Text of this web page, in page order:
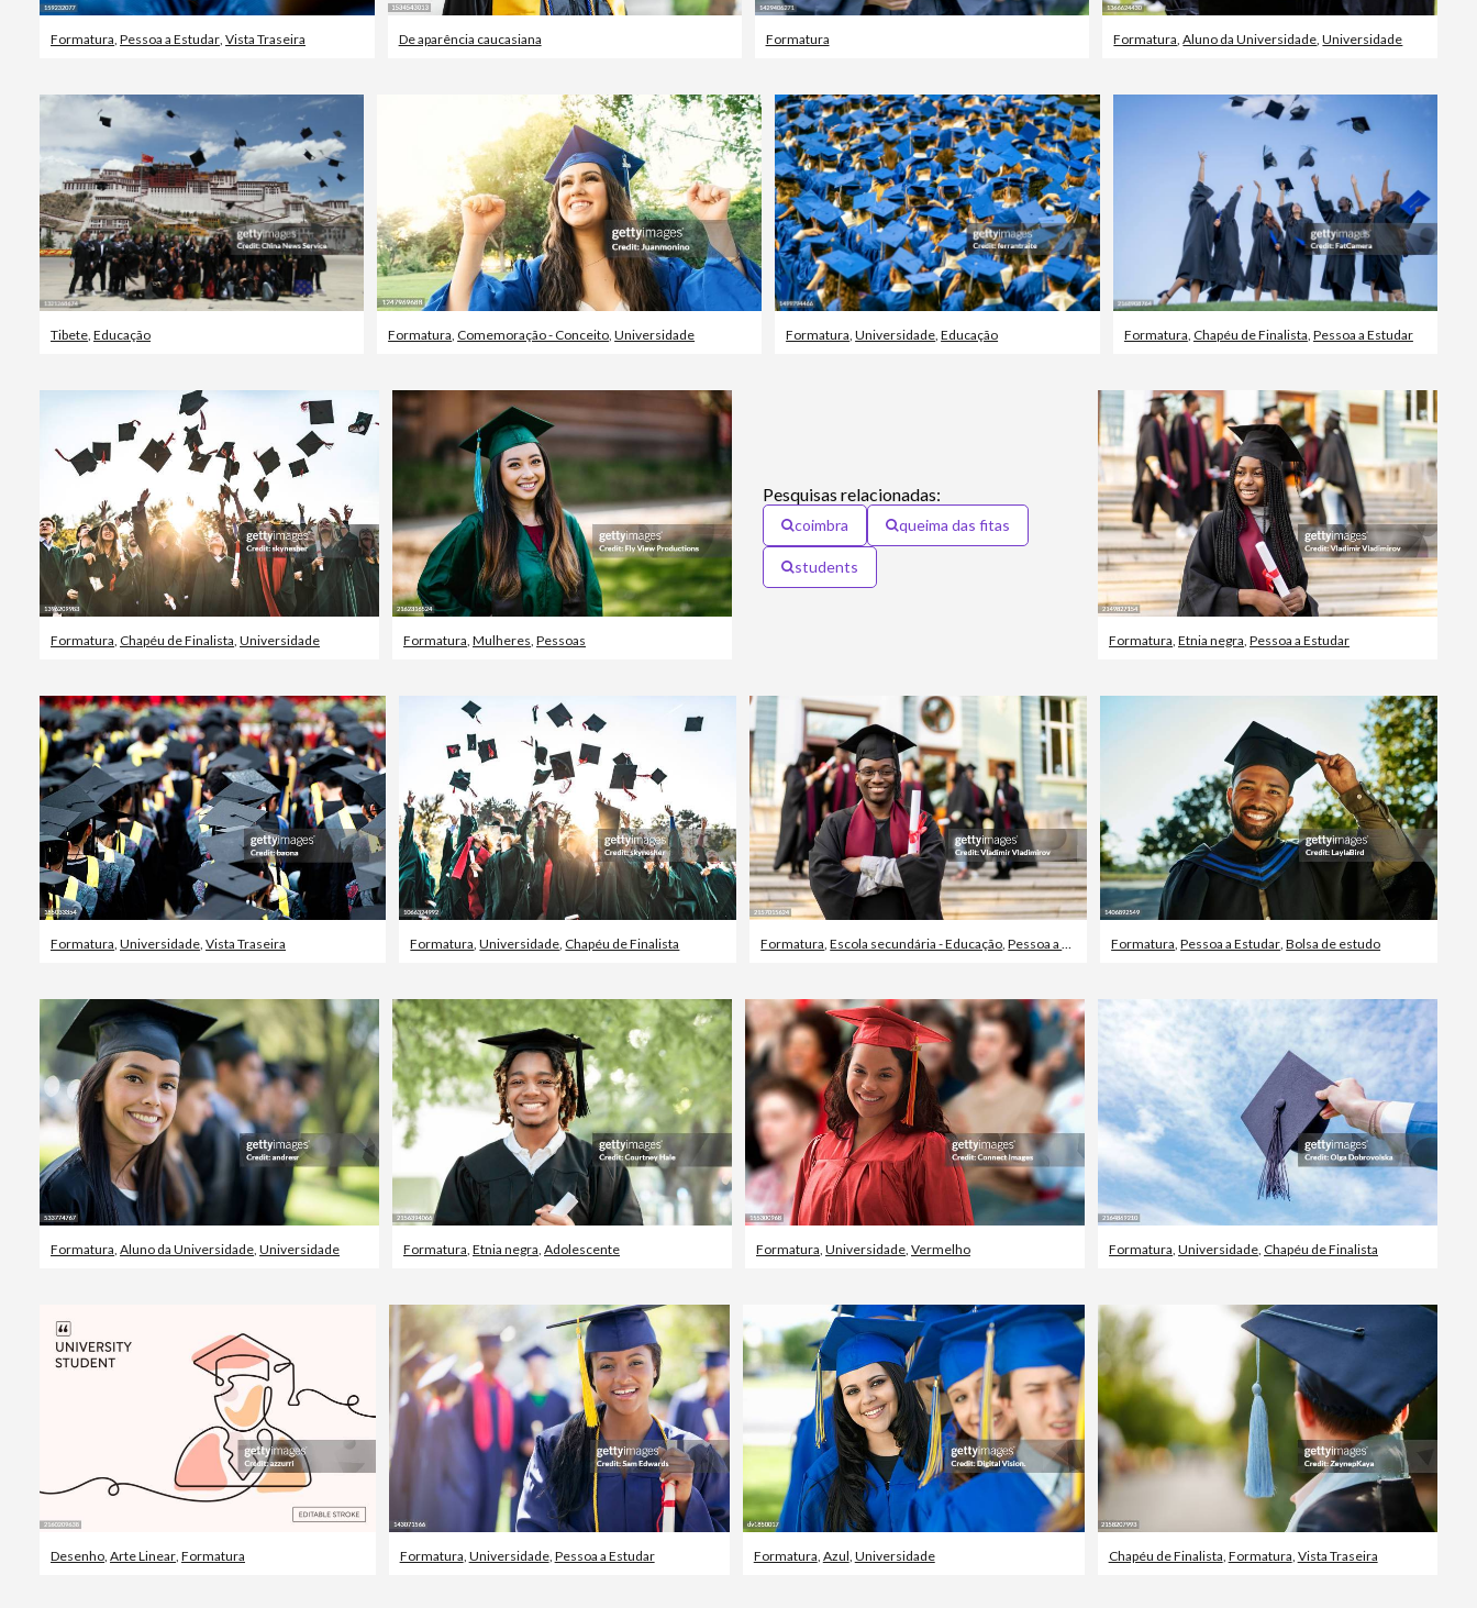
Formatura Pessoa a Estudar Vista Traseira De aparência caucasiana Formatura Formatura ,Aluno da Universidade ,Universidade
Tibete Educação Formatura Comemoração - Conceito ,Universidade Formatura ,Universidade ,Educação Formatura Chapéu de Finalista Pessoa a Estudar
Formatura Chapéu de Finalista Universidade Formatura Mulheres Pessoas
Pesquisas relacionadas:
coimbra queima das fitas
students
Formatura Etnia negra Pessoa a Estudar
Formatura, Universidade, Vista Traseira Formatura,Universidade, Chapéu de Finalista Formatura,Escola secundária - Educação,Pessoa a Estudar Formatura,Pessoa a Estudar,Bolsa de estudo
Formatura, Aluno da Universidade, Universidade Formatura, Etnia negra, Adolescente Formatura, Universidade, Vermelho Formatura, Universidade, Chapéu de Finalista
Desenho, Arte Linear, Formatura Formatura, Universidade, Pessoa a Estudar Formatura, Azul, Universidade Chapéu de Finalista, Formatura, Vista Traseira